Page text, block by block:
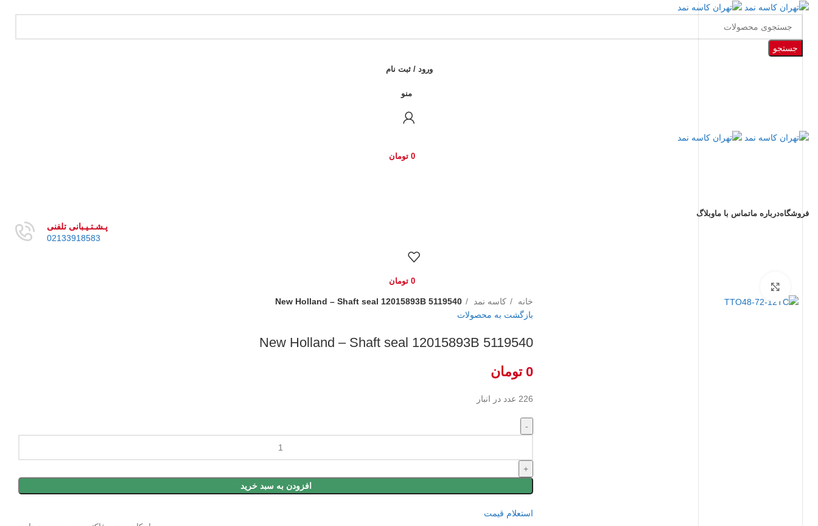
جستجو
ورود / ثبت نام
منو
0 تومان
فروشگاهدرباره ماتماس با ماوبلاگ
پـشـتـیـبانی تلفنی
02133918583
0 تومان
خانه کاسه نمد
5119540 New Holland – Shaft seal 12015893B
بازگشت به محصولات
5119540 New Holland – Shaft seal 12015893B
0 تومان
226 عدد در انبار
افزودن به سبد خرید
استعلام قیمت